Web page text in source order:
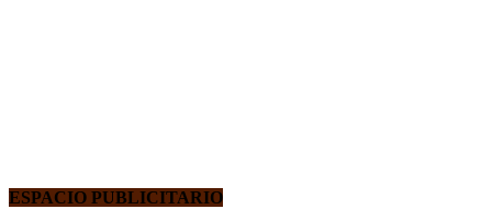
ESPACIO PUBLICITARIO